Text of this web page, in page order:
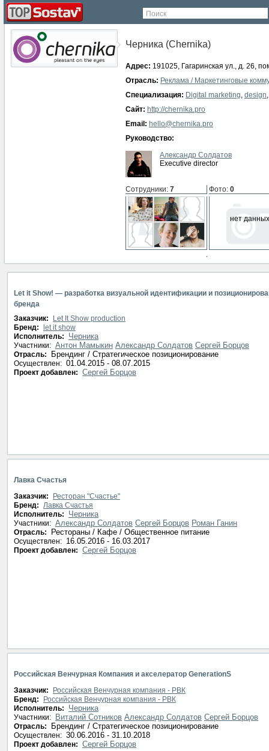
Поиск
Черника (Chernika)
Адрес: 191025, Гагаринская ул., д. 26,
Отрасль: Реклама / Маркетинговые
Специализация: Digital marketing, design
Сайт: http://chernika.pro
Email: hello@chernika.pro
Руководство:
Александр Солдатов
Executive director
Сотрудники: 7 Фото: 0
нет данных
нет данных
Let it Show! — разработка визуальной идентификации и
бренда
Заказчик:
Let It Show production
Бренд:
let it show
Исполнитель:
Черника
Участники: Антон Мамыкин Александр Солдатов Сергей Борцов
Отрасль: Брендинг / Стратегическое позиционирование
Осуществлен: 01.04.2015 - 08.07.2015
Проект добавлен: Сергей Борцов
Лавка Счастья
Заказчик:
Ресторан "Счастье"
Бренд: Лавка Счастья
Исполнитель:
Черника
Участники: Александр Солдатов Сергей Борцов Роман Ганин
Отрасль: Рестораны / Кафе / Общественное питание
Осуществлен: 16.05.2016 - 16.03.2017
Проект добавлен: Сергей Борцов
Российская Венчурная Компания и акселератор GenerationS
Заказчик:
Российская Венчурная компания - РВК
Бренд:
Российская Венчурная компания - РВК
Исполнитель:
Черника
Участники: Виталий Сотников Александр Солдатов Сергей Борцов
Отрасль: Брендинг / Стратегическое позиционирование
Осуществлен: 30.06.2016 - 31.10.2018
Проект добавлен: Сергей Борцов